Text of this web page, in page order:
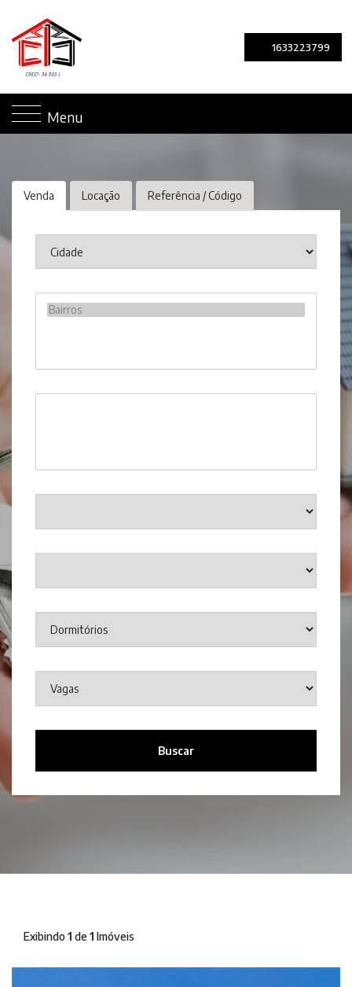
1633223799
Menu
Venda Locação Referência / Código
Buscar
Exibindo 1 de1 Imóveis